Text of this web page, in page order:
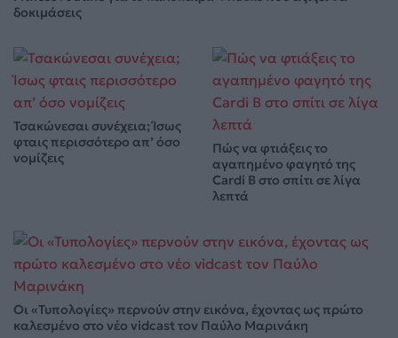
δοκιμάσεις
Τσακώνεσαι συνέχεια; Ίσως
φταις περισσότερο απ’ όσο
νομίζεις
Πώς να φτιάξεις το
αγαπημένο φαγητό της
Cardi B στο σπίτι σε λίγα
λεπτά
Οι «Τυπολογίες» περνούν στην εικόνα, έχοντας ως πρώτο
καλεσμένο στο νέο vidcast τον Παύλο Μαρινάκη